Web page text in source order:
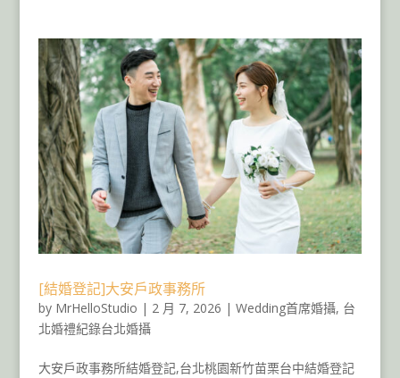
[結婚登記]大安戶政事務所
by MrHelloStudio | 2 月 7, 2026 | Wedding首席婚攝, 台
北婚禮紀錄台北婚攝
大安戶政事務所結婚登記,台北桃園新竹苗栗台中結婚登記